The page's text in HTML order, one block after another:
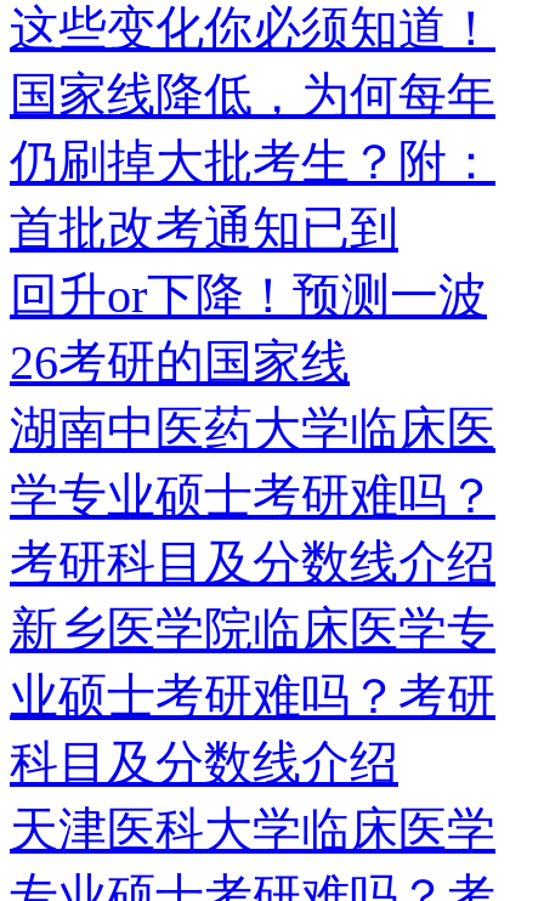
这些变化你必须知道！
国家线降低，为何每年
仍刷掉大批考生？附：
首批改考通知已到
回升or下降！预测一波
26考研的国家线
湖南中医药大学临床医
学专业硕士考研难吗？
考研科目及分数线介绍
新乡医学院临床医学专
业硕士考研难吗？考研
科目及分数线介绍
天津医科大学临床医学